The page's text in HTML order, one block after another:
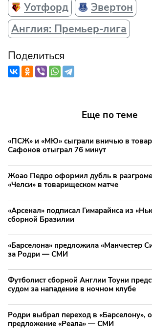
Уотфорд
Эвертон
Англия: Премьер-лига
Поделиться
Еще по теме
«ПСЖ» и «МЮ» сыграли вничью в
Сафонов отыграл 76 минут
Жоао Педро оформил дубль в
«Челси» в товарищеском матче
«Арсенал» подписал Гимарайнса из
сборной Бразилии
«Барселона» предложила «Манчестер
за Родри — СМИ
Футболист сборной Англии Тоуни
судом за нападение в ночном клубе
Родри выбрал переход в «Барселону»,
предложение «Реала» — СМИ